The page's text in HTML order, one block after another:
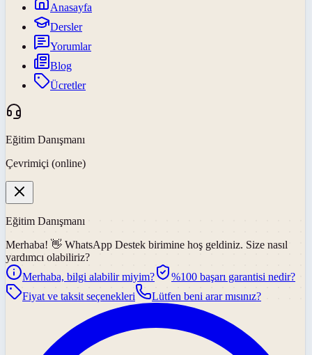
Anasayfa
Dersler
Yorumlar
Blog
Ücretler
Eğitim Danışmanı
Çevrimiçi (online)
Eğitim Danışmanı
Merhaba! 👋 WhatsApp Destek birimine hoş geldiniz. Size nasıl
yardımcı olabiliriz?
Merhaba, bilgi alabilir miyim?
%100 başarı garantisi nedir?
Fiyat ve taksit seçenekleri
Lütfen beni arar mısınız?